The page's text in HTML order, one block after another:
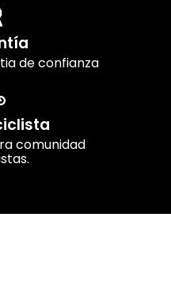
de confianza
comunidad